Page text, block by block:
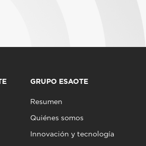
GRUPO ESAOTE
Resumen
Quiénes somos
Innovación y tecnología